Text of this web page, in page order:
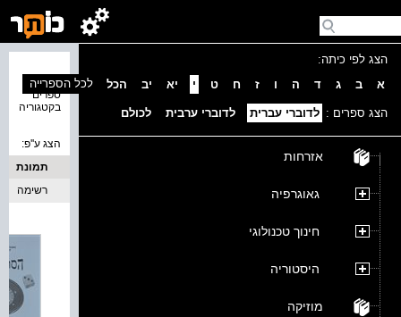
הצג לפי כיתה:
א
ב ג ד ה ו ז ח ט י יא יב הכל
הצג ספרים : לדוברי עברית לדוברי ערבית לכולם
אזרחות
גאוגרפיה
חינוך טכנולוגי
היסטוריה
מוזיקה
ספרים
בקטגוריה
לכל הספרייה
הצג ע''פ:
תמונת
כריכה
רשימה